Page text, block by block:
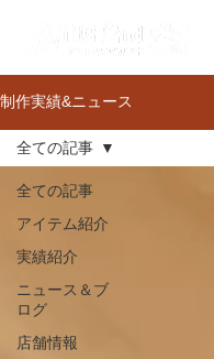
制作実績&ニュース
全ての記事
アイテム紹介
実績紹介
ニュース＆ブ
ログ
店舗情報
全ての記事